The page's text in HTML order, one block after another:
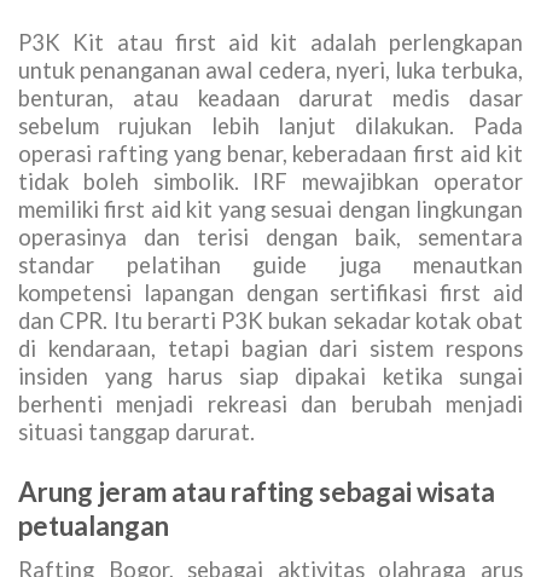
P3K Kit atau first aid kit adalah perlengkapan
untuk penanganan awal cedera, nyeri, luka terbuka,
benturan, atau keadaan darurat medis dasar
sebelum rujukan lebih lanjut dilakukan. Pada
operasi rafting yang benar, keberadaan first aid kit
tidak boleh simbolik. IRF mewajibkan operator
memiliki first aid kit yang sesuai dengan lingkungan
operasinya dan terisi dengan baik, sementara
standar pelatihan guide juga menautkan
kompetensi lapangan dengan sertifikasi first aid
dan CPR. Itu berarti P3K bukan sekadar kotak obat
di kendaraan, tetapi bagian dari sistem respons
insiden yang harus siap dipakai ketika sungai
berhenti menjadi rekreasi dan berubah menjadi
situasi tanggap darurat.
Arung jeram atau rafting sebagai wisata
petualangan
Rafting Bogor, sebagai aktivitas olahraga arus